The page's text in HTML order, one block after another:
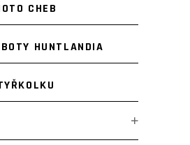
CHEB
HUNTLANDIA